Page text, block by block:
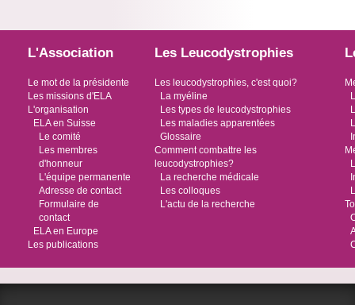
L'Association
Le mot de la présidente
Les missions d'ELA
L'organisation
ELA en Suisse
Le comité
Les membres
d'honneur
L'équipe permanente
Adresse de contact
Formulaire de
contact
ELA en Europe
Les publications
Les Leucodystrophies
Les leucodystrophies, c'est quoi?
La myéline
Les types de leucodystrophies
Les maladies apparentées
Glossaire
Comment combattre les
leucodystrophies?
La recherche médicale
Les colloques
L'actu de la recherche